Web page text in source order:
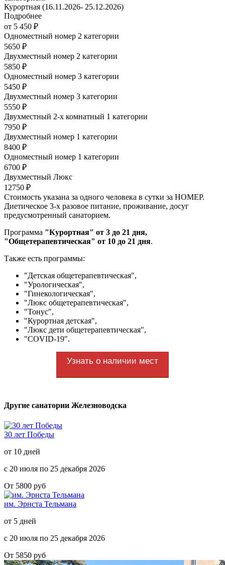
Курортная (16.11.2026- 25.12.2026)
Подробнее
от 5 450 ₽
Одноместный номер 2 категории
5650 ₽
Двухместный номер 2 категории
5850 ₽
Одноместный номер 3 категории
5450 ₽
Двухместный номер 3 категории
5550 ₽
Двухместный 2-х комнатный 1 категории
7950 ₽
Двухместный номер 1 категории
8400 ₽
Одноместный номер 1 категории
6700 ₽
Двухместный Люкс
12750 ₽
Стоимость указана за одного человека в сутки за НОМЕР.
Диетическое 3-х разовое питание, проживание, досуг
предусмотренный санаторием.
Программа "Курортная" от 3 до 21 дня,
"Общетерапевтическая" от 10 до 21 дня.
Также есть программы:
"Детская общетерапевтическая",
"Урологическая",
"Гинекологическая",
"Люкс общетерапевтическая",
"Тонус",
"Курортная детская",
"Люкс дети общетерапевтическая",
"COVID-19".
Узнать о наличии мест
Другие санатории Железноводска
30 лет Победы
от 10 дней
с 20 июля по 25 декабря 2026
От 5800 руб
им. Эрнста Тельмана
от 5 дней
с 20 июля по 25 декабря 2026
От 5850 руб